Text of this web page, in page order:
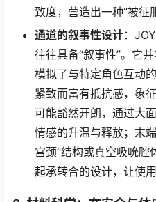
致度，营造出一种“被征
通道的叙事性设计：
往往具备“叙事性”。它
模拟了与特定角色互动
紧致而富有抵抗感，象
可能豁然开朗，通过大
情感的升温与释放；末
宫颈”结构或真空吸吮腔
起承转合的设计，让使